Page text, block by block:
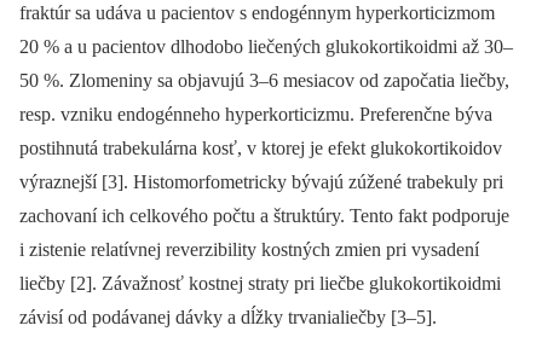
fraktúr sa udáva u pacientov s endogénnym hyperkorticizmom
20 % a u pacientov dlhodobo liečených glukokortikoidmi až 30–
50 %. Zlomeniny sa objavujú 3–6 mesiacov od započatia liečby,
resp. vzniku endogénneho hyperkorticizmu. Preferenčne býva
postihnutá trabekulárna kosť, v ktorej je efekt glukokortikoidov
výraznejší [3]. Histomorfometricky bývajú zúžené trabekuly pri
zachovaní ich celkového počtu a štruktúry. Tento fakt podporuje
i zistenie relatívnej reverzibility kostných zmien pri vysadení
liečby [2]. Závažnosť kostnej straty pri liečbe glukokortikoidmi
závisí od podávanej dávky a dĺžky trvanialiečby [3–5].